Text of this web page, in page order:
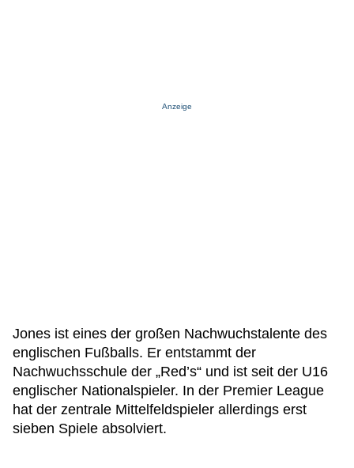
Anzeige
Jones ist eines der großen Nachwuchstalente des
englischen Fußballs. Er entstammt der
Nachwuchsschule der „Red’s“ und ist seit der U16
englischer Nationalspieler. In der Premier League
hat der zentrale Mittelfeldspieler allerdings erst
sieben Spiele absolviert.